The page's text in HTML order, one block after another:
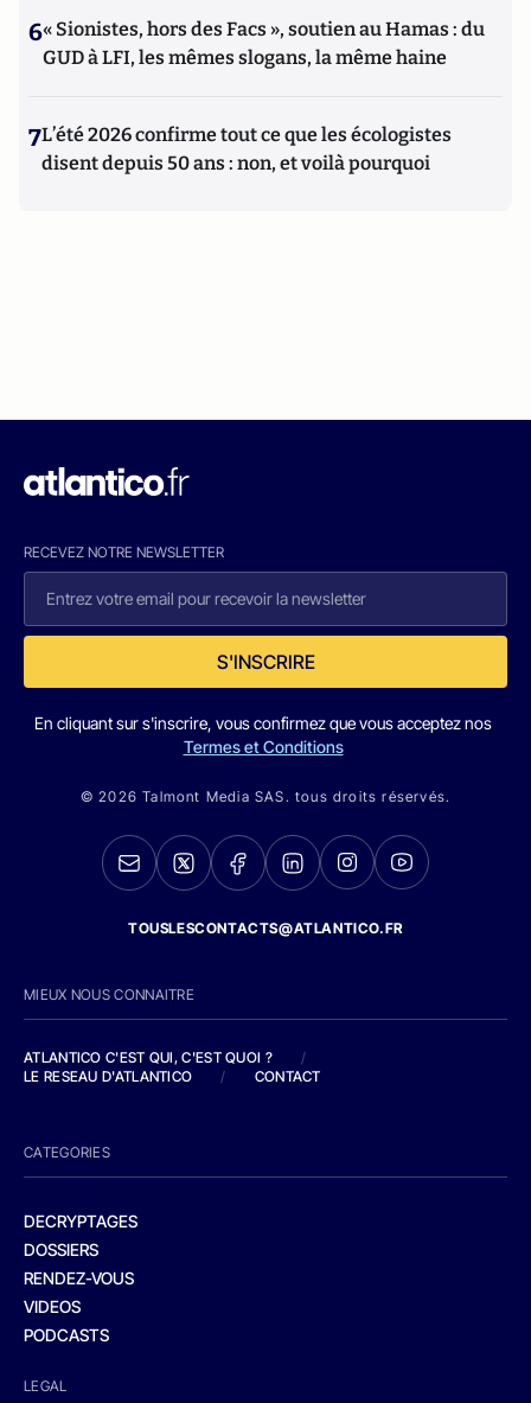
6« Sionistes, hors des Facs », soutien au Hamas : du
GUD à LFI, les mêmes slogans, la même haine
7L’été 2026 confirme tout ce que les écologistes
disent depuis 50 ans : non, et voilà pourquoi
RECEVEZ NOTRE NEWSLETTER
S'INSCRIRE
En cliquant sur s'inscrire, vous confirmez que vous acceptez nos
Termes et Conditions
© 2026 Talmont Media SAS. tous droits réservés.
TOUSLESCONTACTS@ATLANTICO.FR
MIEUX NOUS CONNAITRE
ATLANTICO C'EST QUI, C'EST QUOI ?
/
LE RESEAU D'ATLANTICO
/ CONTACT
CATEGORIES
DECRYPTAGES
DOSSIERS
RENDEZ-VOUS
VIDEOS
PODCASTS
LEGAL